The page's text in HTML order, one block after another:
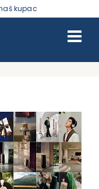
kupac
U SAD: 3 NOVE
KUPOVINE